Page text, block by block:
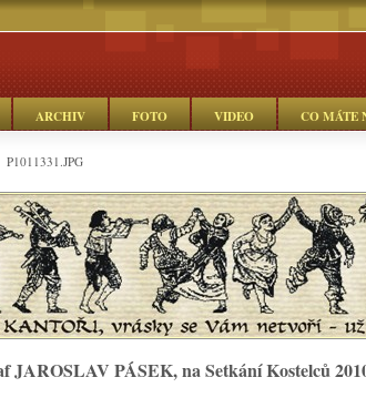
ARCHIV FOTO VIDEO CO MÁTE
P1011331.JPG
JAROSLAV PÁSEK, na Setkání Kostelců